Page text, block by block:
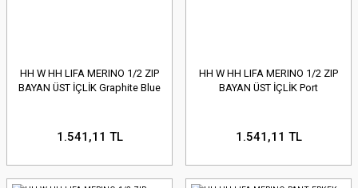
HH W HH LIFA MERINO 1/2 ZIP
BAYAN ÜST İÇLİK Graphite Blue
1.541,11 TL
HH W HH LIFA MERINO 1/2 ZIP
BAYAN ÜST İÇLİK Port
1.541,11 TL